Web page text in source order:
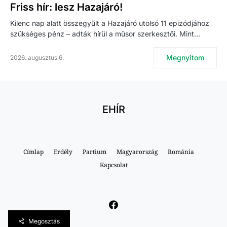
Friss hír: lesz Hazajáró!
Kilenc nap alatt összegyűlt a Hazajáró utolsó 11 epizódjához
szükséges pénz – adták hírül a műsor szerkesztői. Mint…
2026. augusztus 6. Megnyitom
EHÍR
Címlap Erdély Partium Magyarország
Románia
Kapcsolat
Megosztás